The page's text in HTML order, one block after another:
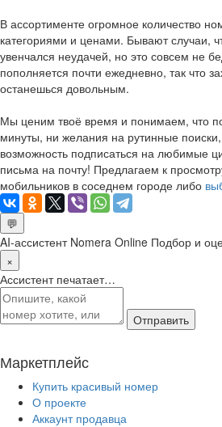
В ассортименте огромное количество
категориями и ценами. Бывают случаи,
увенчался неудачей, но это совсем не
пополняется почти ежедневно, так что
останешься довольным.
Мы ценим твоё время и понимаем, что
минуты, ни желания на рутинные
возможность подписаться на любимые
письма на почту! Предлагаем к
мобильников в соседнем городе либо
💬
AI-ассистент Nomera Online Подбор и
×
Ассистент печатает…
Отправить
Маркетплейс
Купить красивый номер
О проекте
Аккаунт продавца